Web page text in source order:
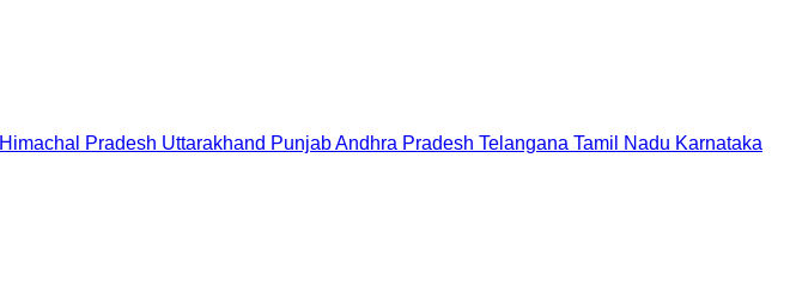
Himachal Pradesh Uttarakhand PunjabAndhra Pradesh Telangana Tamil Nadu Karnataka